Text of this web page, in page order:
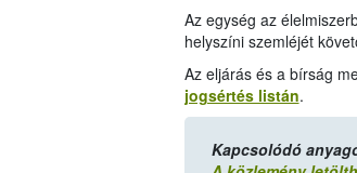
Az egység az
helyszíni szemléjét
Az eljárás és a bírság
jogsértés listán.
Kapcsolódó